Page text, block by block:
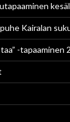
Kairalan
-tapaaminen